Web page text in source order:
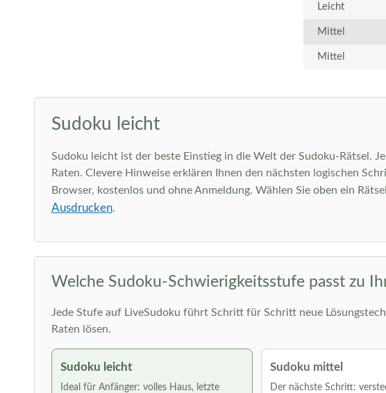
Leicht
Mittel
Mittel
Sudoku leicht
Sudoku leicht ist der beste Einstieg in die Welt der Sudoku-Rätsel.
Raten. Clevere Hinweise erklären Ihnen den nächsten logischen
Browser, kostenlos und ohne Anmeldung. Wählen Sie oben ein
Ausdrucken.
Welche Sudoku-Schwierigkeitsstufe passt zu
Jede Stufe auf LiveSudoku führt Schritt für Schritt neue
Raten lösen.
Sudoku leicht
Ideal für Anfänger: volles Haus, letzte
Sudoku mittel
Der nächste Schritt: